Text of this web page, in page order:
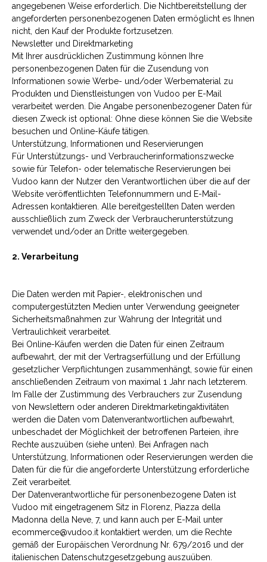
angegebenen Weise erforderlich. Die Nichtbereitstellung der
angeforderten personenbezogenen Daten ermöglicht es Ihnen
nicht, den Kauf der Produkte fortzusetzen.
Newsletter und Direktmarketing
Mit Ihrer ausdrücklichen Zustimmung können Ihre
personenbezogenen Daten für die Zusendung von
Informationen sowie Werbe- und/oder Werbematerial zu
Produkten und Dienstleistungen von Vudoo per E-Mail
verarbeitet werden. Die Angabe personenbezogener Daten für
diesen Zweck ist optional: Ohne diese können Sie die Website
besuchen und Online-Käufe tätigen.
Unterstützung, Informationen und Reservierungen
Für Unterstützungs- und Verbraucherinformationszwecke
sowie für Telefon- oder telematische Reservierungen bei
Vudoo kann der Nutzer den Verantwortlichen über die auf der
Website veröffentlichten Telefonnummern und E-Mail-
Adressen kontaktieren. Alle bereitgestellten Daten werden
ausschließlich zum Zweck der Verbraucherunterstützung
verwendet und/oder an Dritte weitergegeben.
2. Verarbeitung
Die Daten werden mit Papier-, elektronischen und
computergestützten Medien unter Verwendung geeigneter
Sicherheitsmaßnahmen zur Wahrung der Integrität und
Vertraulichkeit verarbeitet.
Bei Online-Käufen werden die Daten für einen Zeitraum
aufbewahrt, der mit der Vertragserfüllung und der Erfüllung
gesetzlicher Verpflichtungen zusammenhängt, sowie für einen
anschließenden Zeitraum von maximal 1 Jahr nach letzterem.
Im Falle der Zustimmung des Verbrauchers zur Zusendung
von Newslettern oder anderen Direktmarketingaktivitäten
werden die Daten vom Datenverantwortlichen aufbewahrt,
unbeschadet der Möglichkeit der betroffenen Parteien, ihre
Rechte auszuüben (siehe unten). Bei Anfragen nach
Unterstützung, Informationen oder Reservierungen werden die
Daten für die für die angeforderte Unterstützung erforderliche
Zeit verarbeitet.
Der Datenverantwortliche für personenbezogene Daten ist
Vudoo mit eingetragenem Sitz in Florenz, Piazza della
Madonna della Neve, 7, und kann auch per E-Mail unter
ecommerce@vudoo.it kontaktiert werden, um die Rechte
gemäß der Europäischen Verordnung Nr. 679/2016 und der
italienischen Datenschutzgesetzgebung auszuüben.